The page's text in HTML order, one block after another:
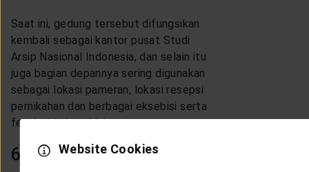
Saat ini, gedung tersebut difungsikan
kembali sebagai kantor pusat Studi
Arsip Nasional Indonesia, dan selain itu
juga bagian depannya sering digunakan
sebagai lokasi pameran, lokasi resepsi
pernikahan dan berbagai eksebisi serta
festival kultural lainnya.
6. Gereja Sion
Website Cookies